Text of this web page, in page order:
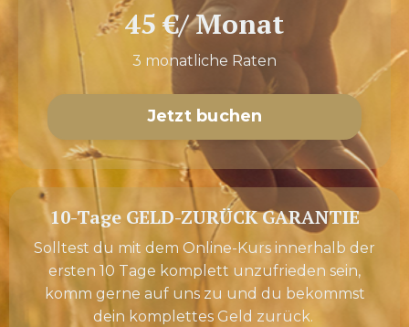
45 €/ Monat
3 monatliche Raten
Jetzt buchen
10-Tage GELD-ZURÜCK GARANTIE
Solltest du mit dem Online-Kurs innerhalb der
ersten 10 Tage komplett unzufrieden sein,
komm gerne auf uns zu und du bekommst
dein komplettes Geld zurück.